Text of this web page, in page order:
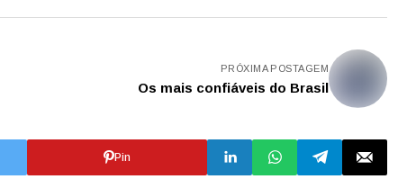
PRÓXIMA POSTAGEM
Os mais confiáveis do Brasil
Pin